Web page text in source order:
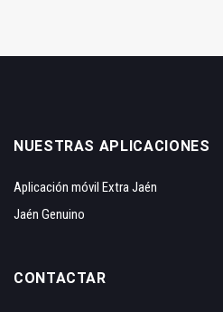
NUESTRAS APLICACIONES
Aplicación móvil Extra Jaén
Jaén Genuino
CONTACTAR